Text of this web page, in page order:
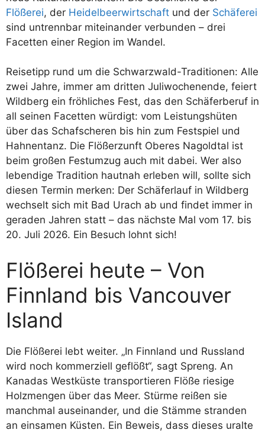
Flößerei, der Heidelbeerwirtschaft und der Schäferei
sind untrennbar miteinander verbunden – drei
Facetten einer Region im Wandel.
Reisetipp rund um die Schwarzwald-Traditionen: Alle
zwei Jahre, immer am dritten Juliwochenende, feiert
Wildberg ein fröhliches Fest, das den Schäferberuf in
all seinen Facetten würdigt: vom Leistungshüten
über das Schafscheren bis hin zum Festspiel und
Hahnentanz. Die Flößerzunft Oberes Nagoldtal ist
beim großen Festumzug auch mit dabei. Wer also
lebendige Tradition hautnah erleben will, sollte sich
diesen Termin merken: Der Schäferlauf in Wildberg
wechselt sich mit Bad Urach ab und findet immer in
geraden Jahren statt – das nächste Mal vom 17. bis
20. Juli 2026. Ein Besuch lohnt sich!
Flößerei heute – Von
Finnland bis Vancouver
Island
Die Flößerei lebt weiter. „In Finnland und Russland
wird noch kommerziell geflößt“, sagt Spreng. An
Kanadas Westküste transportieren Flöße riesige
Holzmengen über das Meer. Stürme reißen sie
manchmal auseinander, und die Stämme stranden
an einsamen Küsten. Ein Beweis, dass dieses uralte